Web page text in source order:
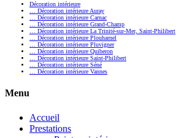
Décoration intérieure
… Décoration intérieure Auray
… Décoration intérieure Carnac
… Décoration intérieure Grand-Champ
… Décoration intérieure La Trinité-sur-Mer, Saint-Philibert
… Décoration intérieure Plouharnel
… Décoration intérieure Pluvigner
… Décoration intérieure Quiberon
… Décoration intérieure Saint-Philibert
… Décoration intérieure Séné
… Décoration intérieure Vannes
Menu
Accueil
Prestations